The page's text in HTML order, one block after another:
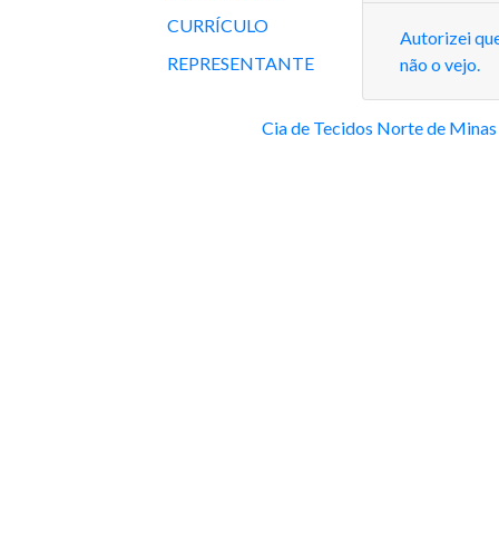
CURRÍCULO
REPRESENTANTE
Autorizei
não o vejo.
Cia de Tecidos Norte de Minas